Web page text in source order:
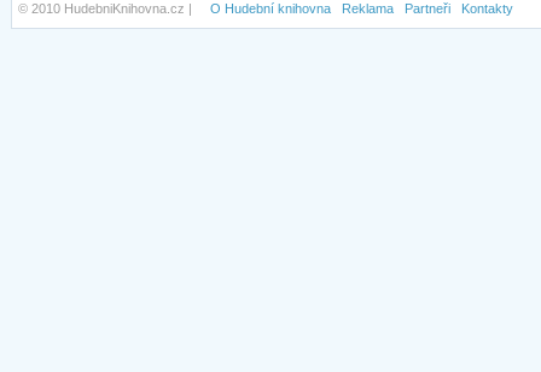
© 2010 HudebniKnihovna.cz | O Hudební knihovna Reklama Partneři Kontakty